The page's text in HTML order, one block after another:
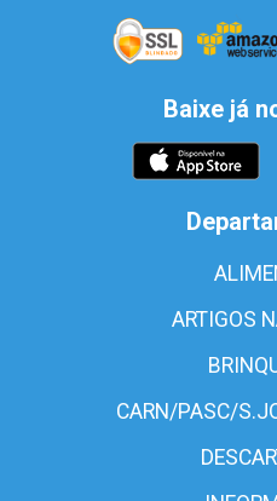
Baixe já
ARTIGOS
CARN/PASC/